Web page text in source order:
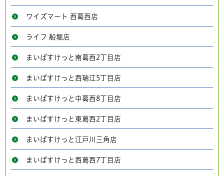
ワイズマート 西葛西店
ライフ 船堀店
まいばすけっと南葛西2丁目店
まいばすけっと西瑞江5丁目店
まいばすけっと中葛西8丁目店
まいばすけっと東葛西2丁目店
まいばすけっと江戸川三角店
まいばすけっと西葛西7丁目店